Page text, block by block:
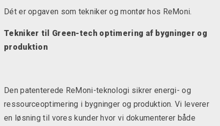
Dét er opgaven som tekniker og montør hos ReMoni.
Tekniker til Green-tech optimering af bygninger og
produktion
Den patenterede ReMoni-teknologi sikrer energi- og
ressourceoptimering i bygninger og produktion. Vi leverer
en løsning til vores kunder hvor vi dokumenterer både